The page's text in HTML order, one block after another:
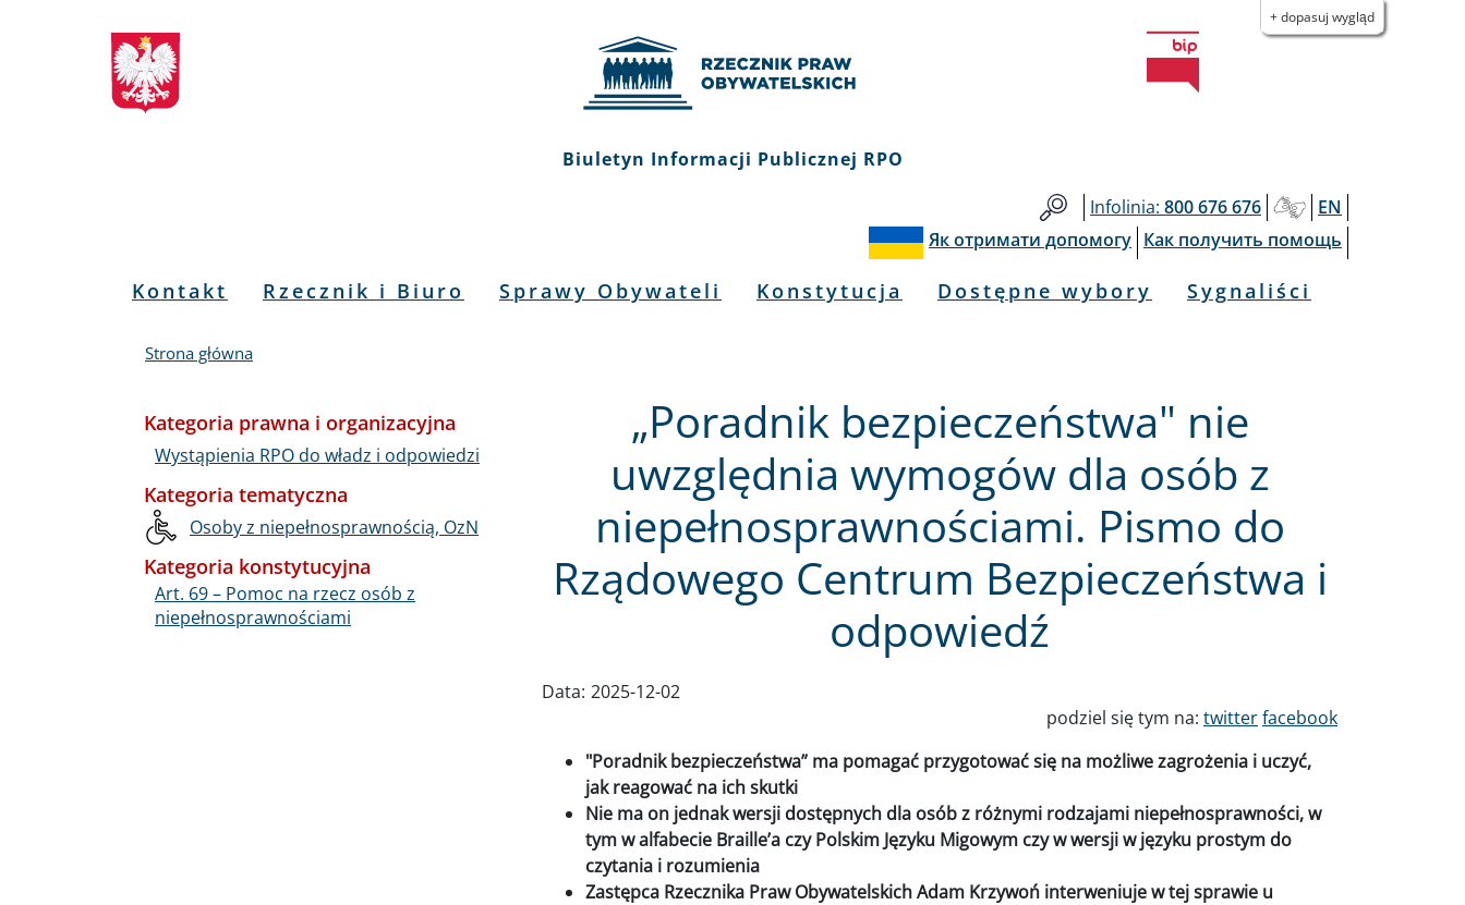
Biuletyn
Informacji
Publicznej
+ dopasuj wygląd
Biuletyn Informacji Publicznej RPO
Infolinia: 800 676 676
EN
Як отримати допомогу Как получить помощь
Menu
Kontakt Rzecznik i Biuro Sprawy Obywateli Konstytucja Dostępne wybory Sygnaliści
Strona główna
„Poradnik bezpieczeństwa" nie
uwzględnia wymogów dla osób z
niepełnosprawnościami. Pismo do
Rządowego Centrum Bezpieczeństwa i
odpowiedź
Data: 2025-12-02
podziel się tym na: twitterfacebook
"Poradnik bezpieczeństwa” ma pomagać przygotować się na możliwe zagrożenia i uczyć,
jak reagować na ich skutki
Nie ma on jednak wersji dostępnych dla osób z różnymi rodzajami niepełnosprawności, w
tym w alfabecie Braille’a czy Polskim Języku Migowym czy w wersji w języku prostym do
czytania i rozumienia
Zastępca Rzecznika Praw Obywatelskich Adam Krzywoń interweniuje w tej sprawie u
Kategoria prawna i organizacyjna
Wystąpienia RPO do władz i odpowiedzi
Kategoria tematyczna
Osoby z niepełnosprawnością, OzN
Kategoria konstytucyjna
Art. 69 – Pomoc na rzecz osób z
niepełnosprawnościami